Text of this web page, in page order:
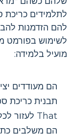
לתלמידים כריכת
להם הזדמנות
מועיל בלמידה:
הם מעודדים
That לעזור לכל אחד להיות אמן!
הם משלבים